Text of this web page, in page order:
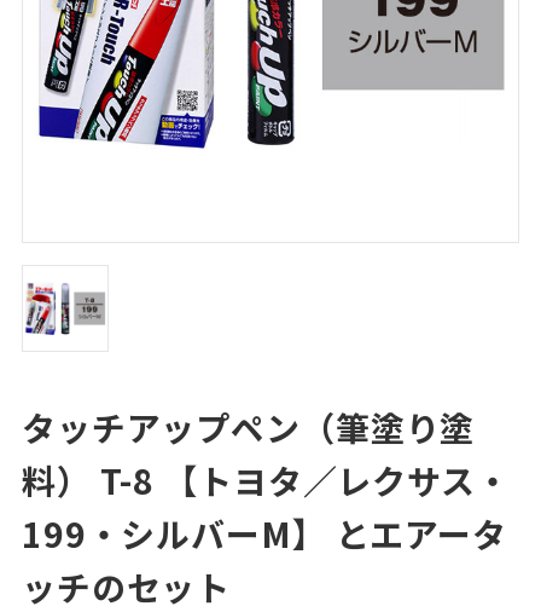
タッチアップペン（筆塗り塗
料） T-8 【トヨタ／レクサス・
199・シルバーM】 とエアータ
ッチのセット